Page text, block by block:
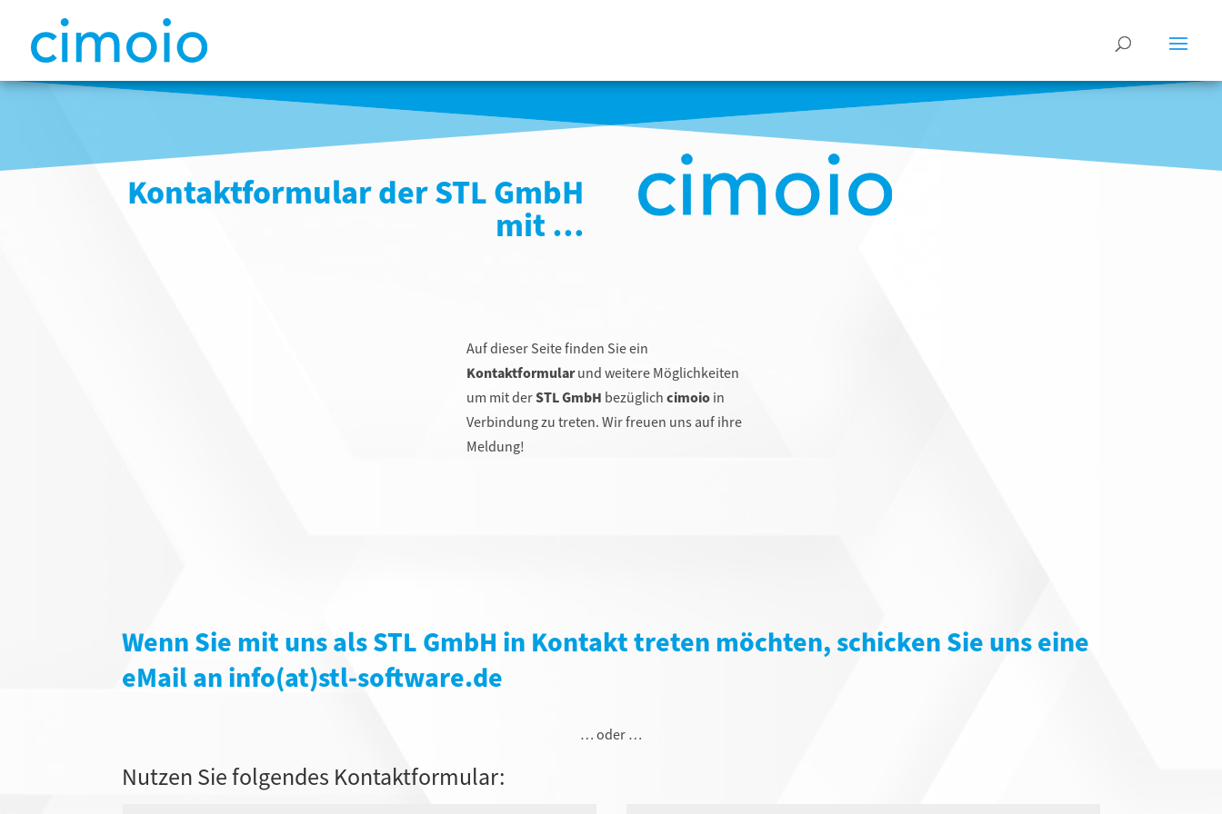
Kontaktformular der STL GmbH
mit …
Auf dieser Seite finden Sie ein
Kontaktformularund weitere Möglichkeiten
um mit derSTL GmbH bezüglichcimoioin
Verbindung zu treten. Wir freuen uns auf ihre
Meldung!
Wenn Sie mit uns alsSTL GmbH in Kontakt treten möchten, schicken Sie uns eine
eMail an info(at)stl-software.de
… oder …
Nutzen Sie folgendes Kontaktformular: